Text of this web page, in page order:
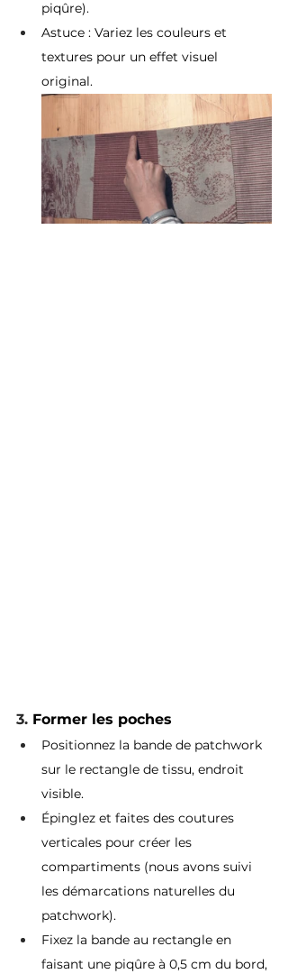
piqûre).
Astuce : Variez les couleurs et
textures pour un effet visuel
original.
3. Former les poches
Positionnez la bande de patchwork
sur le rectangle de tissu, endroit
visible.
Épinglez et faites des coutures
verticales pour créer les
compartiments (nous avons suivi
les démarcations naturelles du
patchwork).
Fixez la bande au rectangle en
faisant une piqûre à 0,5 cm du bord,